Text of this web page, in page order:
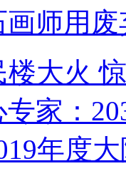
师用
楼大火
家：
年度